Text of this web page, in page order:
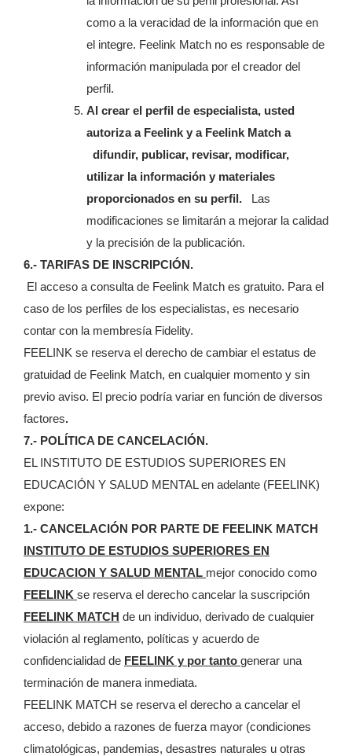
como a la veracidad de la información que en
el integre. Feelink Match no es responsable de
información manipulada por el creador del
perfil.
Al crear el perfil de especialista, usted
autoriza a Feelink y a Feelink Match a
difundir, publicar, revisar, modificar,
utilizar la información y materiales
proporcionados en su perfil. Las
modificaciones se limitarán a mejorar la calidad
y la precisión de la publicación.
6.- TARIFAS DE INSCRIPCIÓN.
El acceso a consulta de Feelink Match es gratuito. Para el
caso de los perfiles de los especialistas, es necesario
contar con la membresía Fidelity.
FEELINK se reserva el derecho de cambiar el estatus de
gratuidad de Feelink Match, en cualquier momento y sin
previo aviso. El precio podría variar en función de diversos
factores.
7.- POLÍTICA DE CANCELACIÓN.
EL INSTITUTO DE ESTUDIOS SUPERIORES EN
EDUCACIÓN Y SALUD MENTAL en adelante (FEELINK)
expone:
1.- CANCELACIÓN POR PARTE DE FEELINK MATCH
INSTITUTO DE ESTUDIOS SUPERIORES EN
EDUCACION Y SALUD MENTAL mejor conocido como
FEELINK se reserva el derecho cancelar la suscripción
FEELINK MATCH de un individuo, derivado de cualquier
violación al reglamento, políticas y acuerdo de
confidencialidad de FEELINK y por tanto generar una
terminación de manera inmediata.
FEELINK MATCH se reserva el derecho a cancelar el
acceso, debido a razones de fuerza mayor (condiciones
climatológicas, pandemias, desastres naturales u otras